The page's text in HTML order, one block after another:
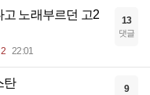
노래부르던 고2
22:01
13
댓글
탄 9